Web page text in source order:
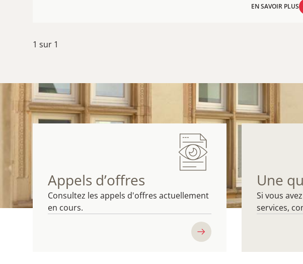
EN SAVOIR PLUS
1 sur 1
Appels d’offres
Consultez les appels d'offres actuellement
en cours.
Une
Si vous
services,